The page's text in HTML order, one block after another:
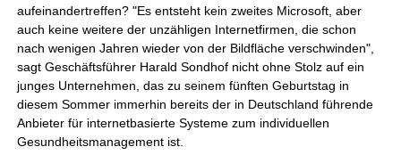
aufeinandertreffen? "Es entsteht kein zweites Microsoft, aber
auch keine weitere der unzähligen Internetfirmen, die schon
nach wenigen Jahren wieder von der Bildfläche verschwinden",
sagt Geschäftsführer Harald Sondhof nicht ohne Stolz auf ein
junges Unternehmen, das zu seinem fünften Geburtstag in
diesem Sommer immerhin bereits der in Deutschland führende
Anbieter für internetbasierte Systeme zum individuellen
Gesundheitsmanagement ist.